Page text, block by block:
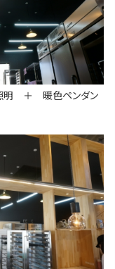
明 ＋ 暖色ペンダン